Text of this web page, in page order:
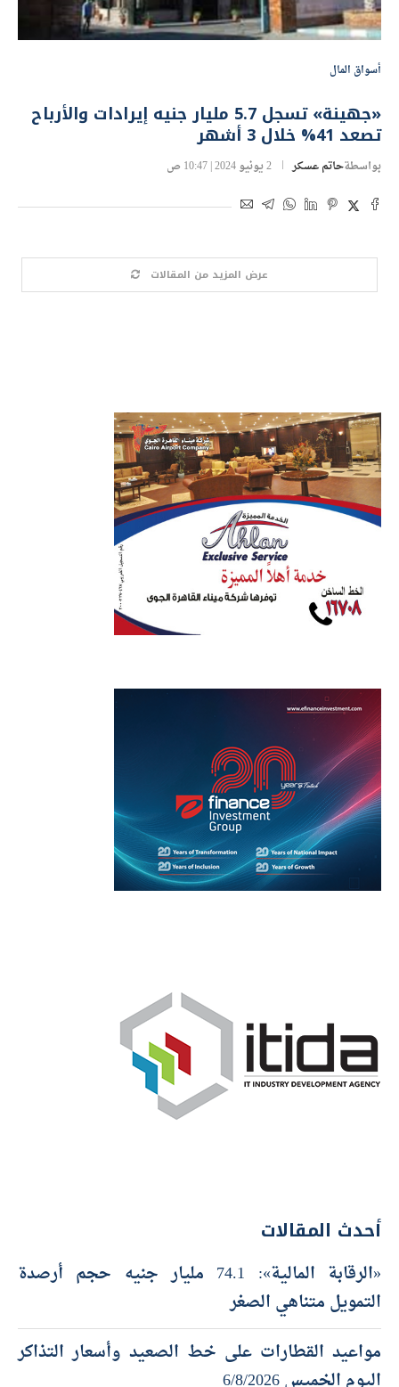
أسواق المال
«جهينة» تسجل 5.7 مليار جنيه إيرادات والأرباح
بواسطةحاتم عسكر 2 يونيو 2024 | 10:47 ص
أحدث المقالات
«الرقابة المالية»: 74.1 مليار جنيه حجم أرصدة